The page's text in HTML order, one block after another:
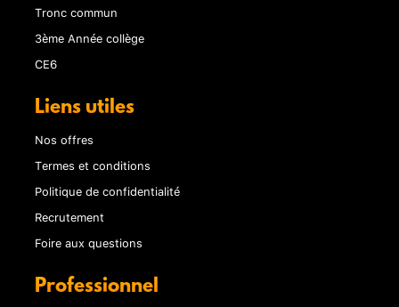
Tronc commun
3ème Année collège
CE6
Liens utiles
Nos offres
Termes et conditions
Politique de confidentialité
Recrutement
Foire aux questions
Professionnel